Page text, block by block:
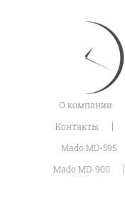
О компании
Контакты |
Mado MD-595
Mado MD-900 |